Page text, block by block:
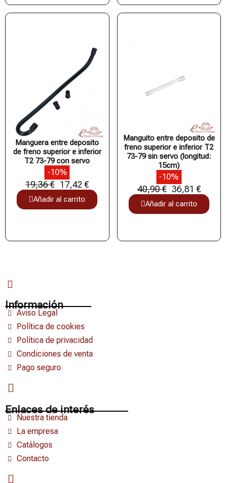
Manguera entre deposito
de freno superior e inferior
T2 73-79 con servo
-10%
19,36 € 17,42 €
Añadir al carrito
Manguito entre deposito de
freno superior e inferior T2
73-79 sin servo (longitud:
15cm)
-10%
40,90 € 36,81 €
Añadir al carrito
Información
Aviso Legal
Política de cookies
Política de privacidad
Condiciones de venta
Pago seguro
Enlaces de interés
Nuestra tienda
La empresa
Catálogos
Contacto